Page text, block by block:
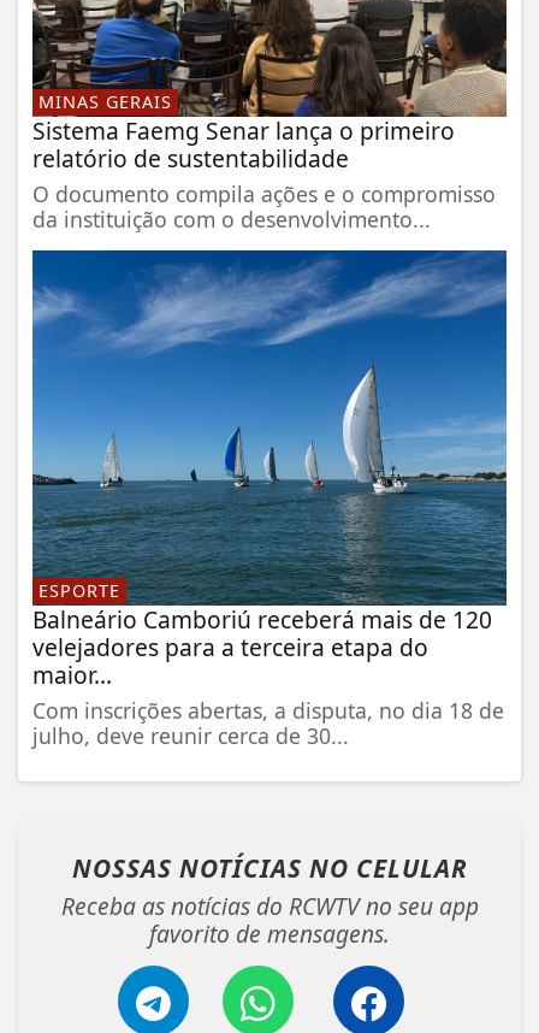
MINAS GERAIS
Sistema Faemg Senar lança o primeiro
relatório de sustentabilidade
O documento compila ações e o compromisso
da instituição com o desenvolvimento...
ESPORTE
Balneário Camboriú receberá mais de 120
velejadores para a terceira etapa do
maior...
Com inscrições abertas, a disputa, no dia 18 de
julho, deve reunir cerca de 30...
NOSSAS NOTÍCIAS NO CELULAR
Receba as notícias do RCWTV no seu app
favorito de mensagens.